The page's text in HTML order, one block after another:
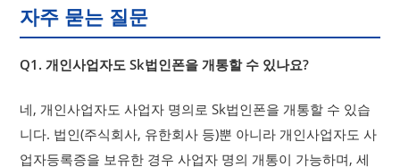
자주 묻는 질문
Q1. 개인사업자도 Sk법인폰을 개통할 수 있나요?
네, 개인사업자도 사업자 명의로 Sk법인폰을 개통할 수 있습
니다. 법인(주식회사, 유한회사 등)뿐 아니라 개인사업자도 사
업자등록증을 보유한 경우 사업자 명의 개통이 가능하며, 세